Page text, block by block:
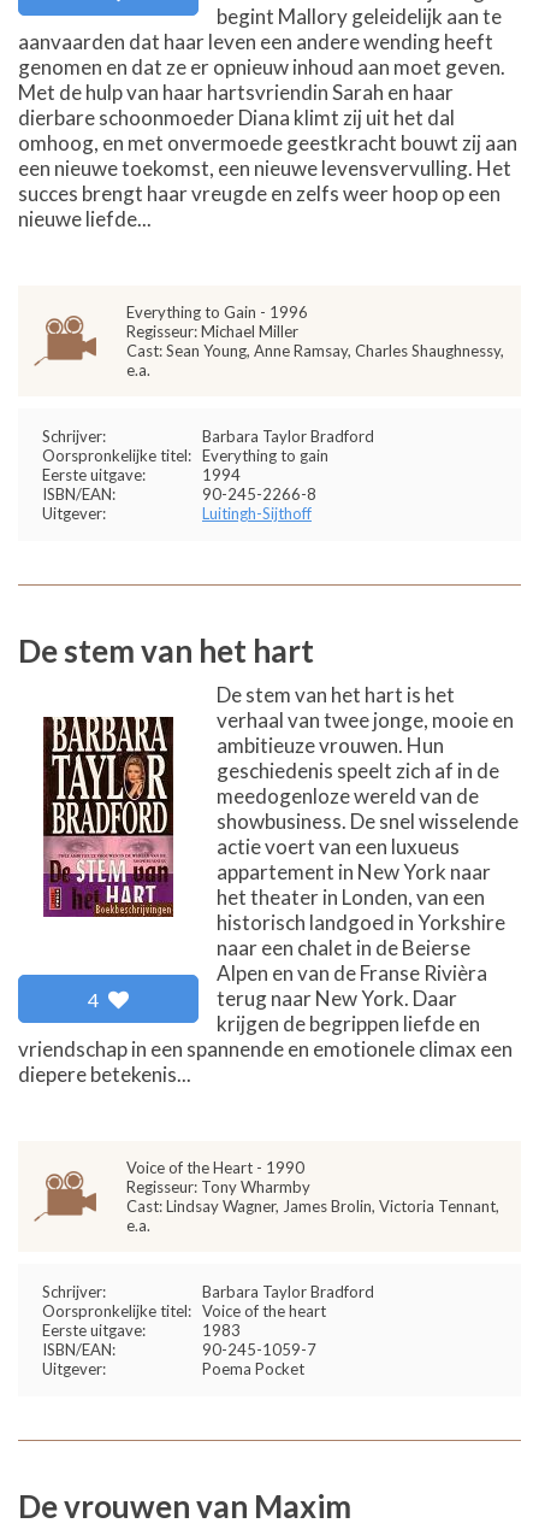
begint Mallory geleidelijk aan te
aanvaarden dat haar leven een andere wending heeft
genomen en dat ze er opnieuw inhoud aan moet geven.
Met de hulp van haar hartsvriendin Sarah en haar
dierbare schoonmoeder Diana klimt zij uit het dal
omhoog, en met onvermoede geestkracht bouwt zij aan
een nieuwe toekomst, een nieuwe levensvervulling. Het
succes brengt haar vreugde en zelfs weer hoop op een
nieuwe liefde...
Everything to Gain - 1996
Regisseur: Michael Miller
Cast: Sean Young, Anne Ramsay, Charles Shaughnessy,
e.a.
Schrijver:
Barbara Taylor Bradford
Oorspronkelijke titel: Everything to gain
Eerste uitgave:
1994
ISBN/EAN:
90-245-2266-8
Uitgever:
Luitingh-Sijthoff
De stem van het hart
4
De stem van het hart is het
verhaal van twee jonge, mooie en
ambitieuze vrouwen. Hun
geschiedenis speelt zich af in de
meedogenloze wereld van de
showbusiness. De snel wisselende
actie voert van een luxueus
appartement in New York naar
het theater in Londen, van een
historisch landgoed in Yorkshire
naar een chalet in de Beierse
Alpen en van de Franse Rivièra
terug naar New York. Daar
krijgen de begrippen liefde en
vriendschap in een spannende en emotionele climax een
diepere betekenis...
Voice of the Heart - 1990
Regisseur: Tony Wharmby
Cast: Lindsay Wagner, James Brolin, Victoria Tennant,
e.a.
Schrijver:
Barbara Taylor Bradford
Oorspronkelijke titel: Voice of the heart
Eerste uitgave:
1983
ISBN/EAN:
90-245-1059-7
Uitgever:
Poema Pocket
De vrouwen van Maxim